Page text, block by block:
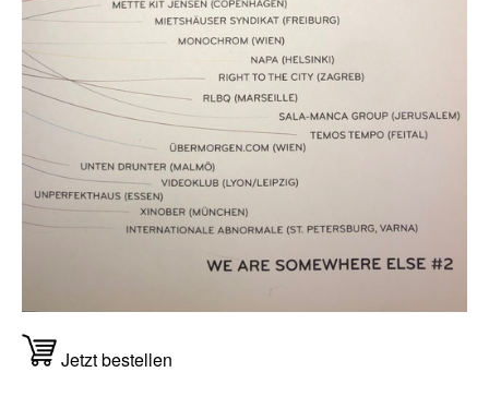
Jetzt bestellen